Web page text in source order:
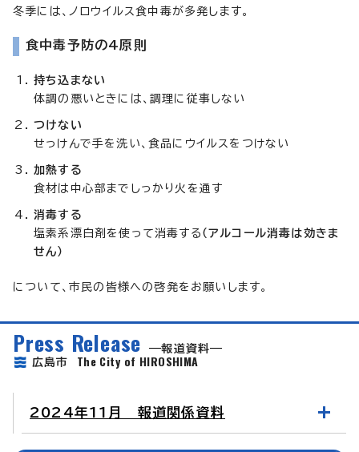
冬季には、ノロウイルス食中毒が多発します。
食中毒予防の4原則
持ち込まない
体調の悪いときには、調理に従事しない
つけない
せっけんで手を洗い、食品にウイルスをつけない
加熱する
食材は中心部までしっかり火を通す
消毒する
塩素系漂白剤を使って消毒する （アルコール消毒は効きま
せん）
について、市民の皆様への啓発をお願いします。
Press Release
報道資料
広島市 The City of HIROSHIMA
2024年11月 報道関係資料